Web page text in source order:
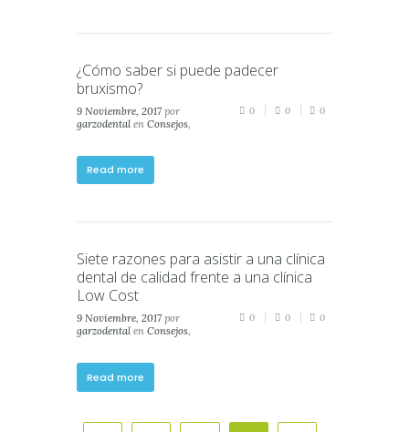
¿Cómo saber si puede padecer
bruxismo?
9 Noviembre, 2017 por
garzodental en Consejos
0 0 0
Read more
Siete razones para asistir a una clínica
dental de calidad frente a una clínica
Low Cost
9 Noviembre, 2017 por
garzodental en Consejos,
0 0 0
Read more